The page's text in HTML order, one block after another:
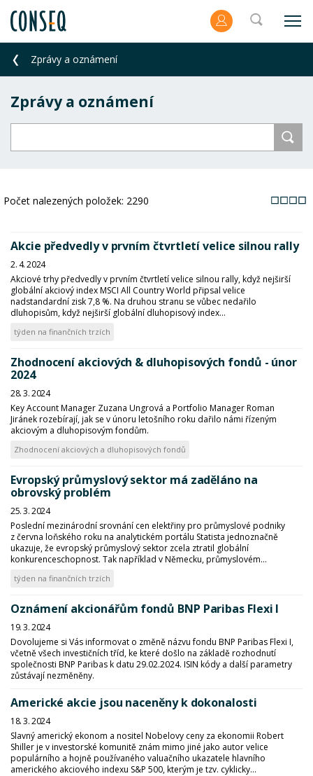
Zprávy a oznámení
Zprávy a oznámení
Počet nalezených položek: 2290
Akcie předvedly v prvním čtvrtletí velice silnou rally
2. 4. 2024
Akciové trhy předvedly v prvním čtvrtletí velice silnou rally, když nejširší
globální akciový index MSCI All Country World připsal velice
nadstandardní zisk 7,8 %. Na druhou stranu se vůbec nedařilo
dluhopisům, když nejširší globální dluhopisový index...
týden na finančních trzích
Zhodnocení akciových & dluhopisových fondů - únor
2024
28. 3. 2024
Key Account Manager Zuzana Ungrová a Portfolio Manager Roman
Jiránek rozebírají, jak se v únoru letošního roku dařilo námi řízeným
akciovým a dluhopisovým fondům.
Zhodnocení akciových a dluhopisových fondů
Evropský průmyslový sektor má zaděláno na
obrovský problém
25. 3. 2024
Poslední mezinárodní srovnání cen elektřiny pro průmyslové podniky
z června loňského roku na analytickém portálu Statista jednoznačně
ukazuje, že evropský průmyslový sektor zcela ztratil globální
konkurenceschopnost. Tak například v Německu, průmyslovém...
týden na finančních trzích
Oznámení akcionářům fondů BNP Paribas Flexi I
19. 3. 2024
Dovolujeme si Vás informovat o změně názvu fondu BNP Paribas Flexi I,
včetně všech investičních tříd, ke které došlo na základě rozhodnutí
společnosti BNP Paribas k datu 29.02.2024. ISIN kódy a další parametry
zůstávají nezměněny.
Americké akcie jsou naceněny k dokonalosti
18. 3. 2024
Slavný americký ekonom a nositel Nobelovy ceny za ekonomii Robert
Shiller je v investorské komunitě znám mimo jiné jako autor velice
populárního a hojně používaného valuačního ukazatele hlavního
amerického akciového indexu S&P 500, kterým je tzv. cyklicky...